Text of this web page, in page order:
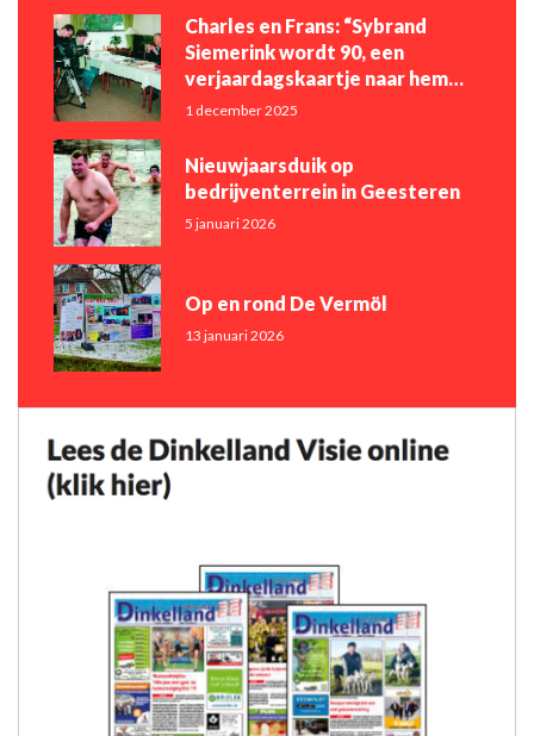
Charles en Frans: “Sybrand
Siemerink wordt 90, een
verjaardagskaartje naar hem
zou leuk zijn!”
1 december 2025
Nieuwjaarsduik op
bedrijventerrein in Geesteren
5 januari 2026
Op en rond De Vermöl
13 januari 2026